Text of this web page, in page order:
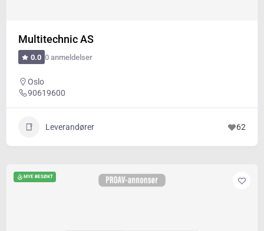
Multitechnic AS
0.0 0 anmeldelser
Oslo
90619600
Leverandører 62
MYE BESØKT